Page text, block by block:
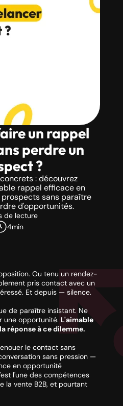
un rappel
perdre un
?
: découvrez
rappel efficace en
sans paraître
d'opportunités.
de lecture
4min
Ou tenu un rendez-
pris contact avec un
Et depuis — silence.
de paraître insistant. Ne
une opportunité. L'aimable
réponse à ce dilemme.
le contact sans
sans pression —
en opportunité
l'une des compétences
la vente B2B, et pourtant